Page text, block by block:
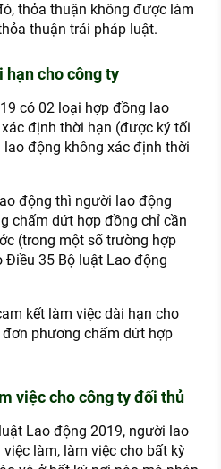
thỏa thuận không được làm
thuận trái pháp luật.
hạn cho công ty
có 02 loại hợp đồng lao
định thời hạn (được ký tối
động không xác định thời
động thì người lao động
chấm dứt hợp đồng chỉ cần
(trong một số trường hợp
Điều 35 Bộ luật Lao động
kết làm việc dài hạn cho
phương chấm dứt hợp
việc cho công ty đối thủ
Lao động 2019, người lao
làm, làm việc cho bất kỳ